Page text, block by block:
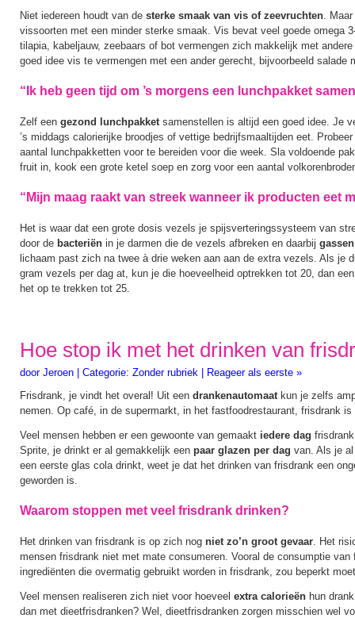
Niet iedereen houdt van de sterke smaak van vis of zeevruchten.
vissoorten met een minder sterke smaak. Vis bevat veel goede omega
tilapia, kabeljauw, zeebaars of bot vermengen zich makkelijk met
goed idee vis te vermengen met een ander gerecht, bijvoorbeeld salade
“Ik heb geen tijd om ’s morgens een lunchpakket
Zelf een gezond lunchpakket samenstellen is altijd een goed idee. Je
’s middags calorierijke broodjes of vettige bedrijfsmaaltijden eet.
aantal lunchpakketten voor te bereiden voor die week. Sla voldoende
fruit in, kook een grote ketel soep en zorg voor een aantal
“Mijn maag raakt van streek wanneer ik producten eet
Het is waar dat een grote dosis vezels je spijsverteringssysteem van
door de bacteriën in je darmen die de vezels afbreken en daarbij
lichaam past zich na twee à drie weken aan aan de extra vezels. Als je
gram vezels per dag at, kun je die hoeveelheid optrekken tot 20, dan
het op te trekken tot 25.
Hoe stop ik met het drinken van
door Jeroen Categorie: Zonder rubriek
Reageer als eerste »
Frisdrank, je vindt het overal! Uit een drankenautomaat kun je zelfs
nemen. Op café, in de supermarkt, in het fastfoodrestaurant, frisdrank is
Veel mensen hebben er een gewoonte van gemaakt iedere dag
Sprite, je drinkt er al gemakkelijk een paar glazen per dag van. Als je al
een eerste glas cola drinkt, weet je dat het drinken van frisdrank een
geworden is.
Waarom stoppen met veel frisdrank drinken?
Het drinken van frisdrank is op zich nog niet zo’n groot gevaar. Het
mensen frisdrank niet met mate consumeren. Vooral de consumptie van
ingrediënten die overmatig gebruikt worden in frisdrank, zou beperkt
Veel mensen realiseren zich niet voor hoeveel extra calorieën hun
dan met dieetfrisdranken? Wel, dieetfrisdranken zorgen misschien wel